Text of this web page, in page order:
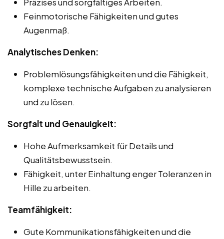
Feinmotorische Fähigkeiten und gutes
Augenmaß.
Analytisches Denken:
Problemlösungsfähigkeiten und die Fähigkeit,
komplexe technische Aufgaben zu analysieren
und zu lösen.
Sorgfalt und Genauigkeit:
Hohe Aufmerksamkeit für Details und
Qualitätsbewusstsein.
Fähigkeit, unter Einhaltung enger Toleranzen in
Hille zu arbeiten.
Teamfähigkeit:
Gute Kommunikationsfähigkeiten und die